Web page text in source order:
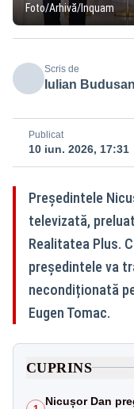
Foto/Arhivă/Inquam
Scris de
Iulian Budusan
Publicat
10 iun. 2026, 17:31
Președintele
televizată,
Realitatea Plus.
președintele va
necondiționată
Eugen Tomac.
CUPRINS
Nicușor Dan